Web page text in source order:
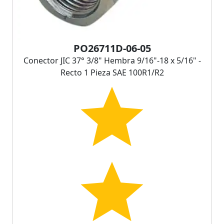
PO26711D-06-05
Conector JIC 37° 3/8" Hembra 9/16"-18 x 5/16" -
Recto 1 Pieza SAE 100R1/R2